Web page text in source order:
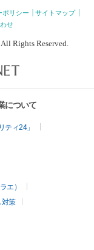
ポリシー
サイトマップ
せ
Rights Reserved.
について
ィ24」
エ）
対策